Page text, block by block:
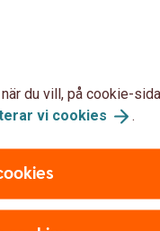
för att
dagen i
du vill, på cookie-
vi cookies .